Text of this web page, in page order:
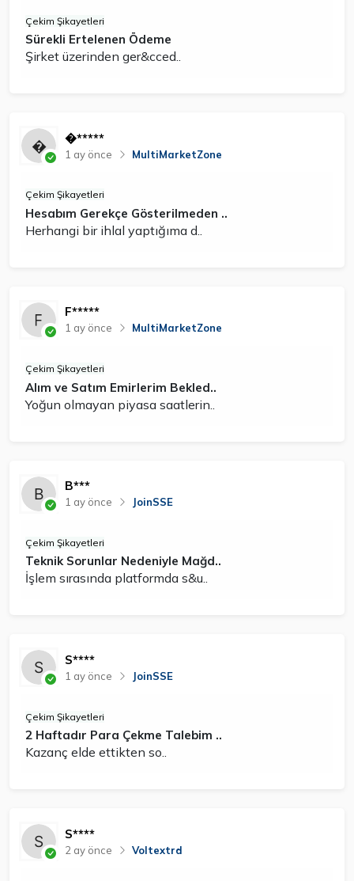
Çekim Şikayetleri
Sürekli Ertelenen Ödeme
Şirket üzerinden ger&cced..
�*****
1 ay önce MultiMarketZone
Çekim Şikayetleri
Hesabım Gerekçe Gösterilmeden ..
Herhangi bir ihlal yaptığıma d..
F*****
1 ay önce MultiMarketZone
Çekim Şikayetleri
Alım ve Satım Emirlerim Bekled..
Yoğun olmayan piyasa saatlerin..
B***
1 ay önce JoinSSE
Çekim Şikayetleri
Teknik Sorunlar Nedeniyle Mağd..
İşlem sırasında platformda s&u..
S****
1 ay önce JoinSSE
Çekim Şikayetleri
2 Haftadır Para Çekme Talebim ..
Kazanç elde ettikten so..
S****
2 ay önce Voltextrd